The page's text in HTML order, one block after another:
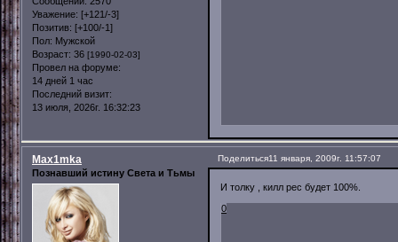
Уважение: [+121/-3]
Позитив: [+100/-1]
Пол: Мужской
Возраст: 36 [1990-02-03]
Провел на форуме:
14 дней 1 час
Последний визит:
13 июля, 2026г. 16:32:23
Поделиться11 января, 2009г. 11:57:07
Max1mka
Познавший истину Света и Тьмы
И толку , килл рес будет 100%.
0